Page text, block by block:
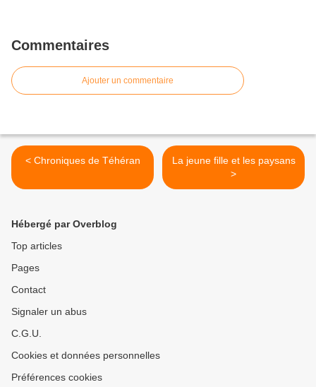
Commentaires
Ajouter un commentaire
< Chroniques de Téhéran
La jeune fille et les paysans
>
Hébergé par Overblog
Top articles
Pages
Contact
Signaler un abus
C.G.U.
Cookies et données personnelles
Préférences cookies